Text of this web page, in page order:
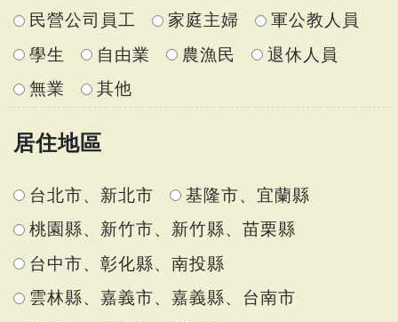
民營公司員工 家庭主婦
軍公教人員
學生
自由業 農漁民
退休人員
無業
其他
居住地區
台北市、新北市
基隆市、宜蘭縣
桃園縣、新竹市、新竹縣、苗栗縣
台中市、彰化縣、南投縣
雲林縣、嘉義市、嘉義縣、台南市